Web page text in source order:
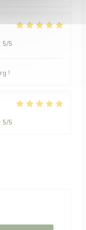
: 5/5
!
: 5/5